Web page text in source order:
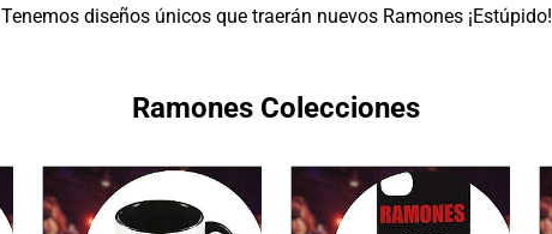
Tenemos diseños únicos que traerán nuevos Ramones ¡Estúpido!
Ramones Colecciones